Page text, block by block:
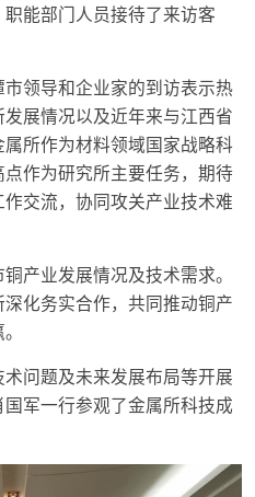
能部门人员接待了来访客
领导和企业家的到访表示热
展情况以及近年来与江西省
所作为材料领域国家战略科
作为研究所主要任务，期待
交流，协同攻关产业技术难
产业发展情况及技术需求。
化务实合作，共同推动铜产
问题及未来发展布局等开展
军一行参观了金属所科技成